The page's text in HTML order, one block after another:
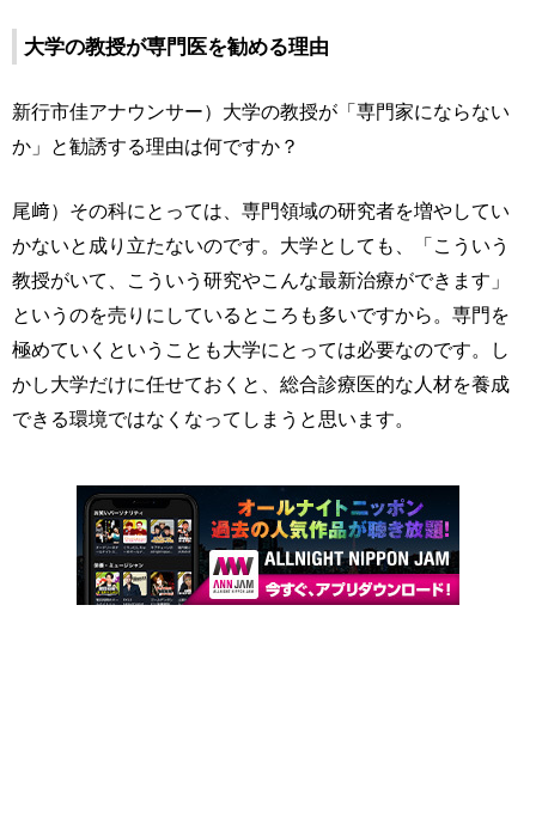
大学の教授が専門医を勧める理由
新行市佳アナウンサー）大学の教授が「専門家にならない
か」と勧誘する理由は何ですか？
尾﨑）その科にとっては、専門領域の研究者を増やしてい
かないと成り立たないのです。大学としても、「こういう
教授がいて、こういう研究やこんな最新治療ができます」
というのを売りにしているところも多いですから。専門を
極めていくということも大学にとっては必要なのです。し
かし大学だけに任せておくと、総合診療医的な人材を養成
できる環境ではなくなってしまうと思います。